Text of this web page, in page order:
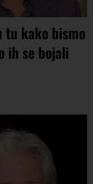
tu kako bismo
ih se bojali